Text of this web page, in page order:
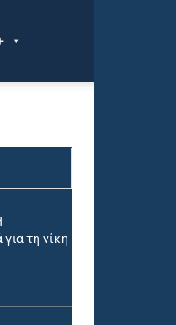
τη νίκη